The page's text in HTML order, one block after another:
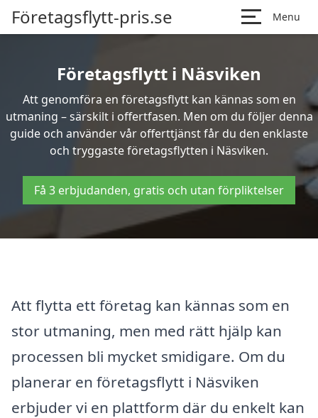
Företagsflytt-pris.se Menu
Företagsflytt i Näsviken
Att genomföra en företagsflytt kan kännas som en
utmaning – särskilt i offertfasen. Men om du följer denna
guide och använder vår offerttjänst får du den enklaste
och tryggaste företagsflytten i Näsviken.
Få 3 erbjudanden, gratis och utan förpliktelser
Att flytta ett företag kan kännas som en
stor utmaning, men med rätt hjälp kan
processen bli mycket smidigare. Om du
planerar en företagsflytt i Näsviken
erbjuder vi en plattform där du enkelt kan